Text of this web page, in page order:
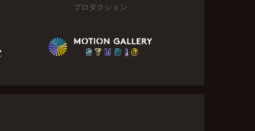
プロダクション